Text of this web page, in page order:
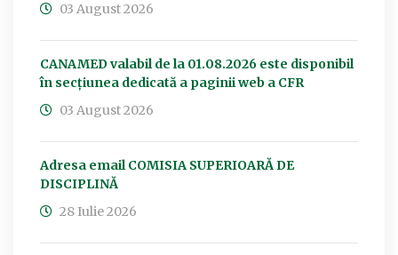
03 August 2026
CANAMED valabil de la 01.08.2026 este disponibil
în secțiunea dedicată a paginii web a CFR
03 August 2026
Adresa email COMISIA SUPERIOARĂ DE
DISCIPLINĂ
28 Iulie 2026